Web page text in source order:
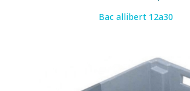
Bac allibert 12a30